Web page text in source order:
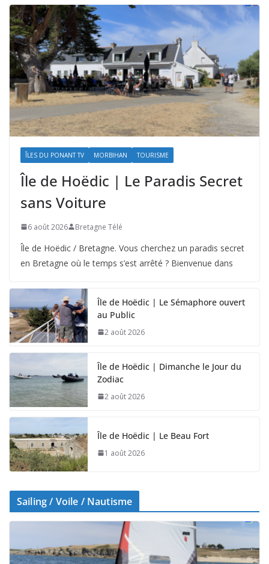
ÎLES DU PONANT TV MORBIHAN TOURISME
Île de Hoëdic | Le Paradis Secret
sans Voiture
6 août 2026 Bretagne Télé
Île de Hoëdic / Bretagne. Vous cherchez un paradis secret
en Bretagne où le temps s’est arrêté ? Bienvenue dans
Île de Hoëdic | Le Sémaphore ouvert
au Public
2 août 2026
Île de Hoëdic | Dimanche le Jour du
Zodiac
2 août 2026
Île de Hoëdic | Le Beau Fort
1 août 2026
Sailing / Voile / Nautisme